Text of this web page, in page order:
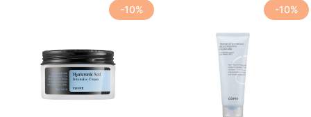
-10% -10%